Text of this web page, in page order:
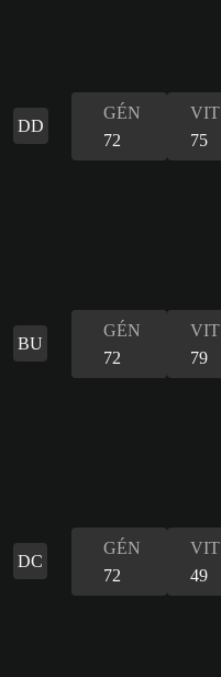
DD
GÉN
72
VIT
75
BU
GÉN
72
VIT
79
DC
GÉN
72
VIT
49